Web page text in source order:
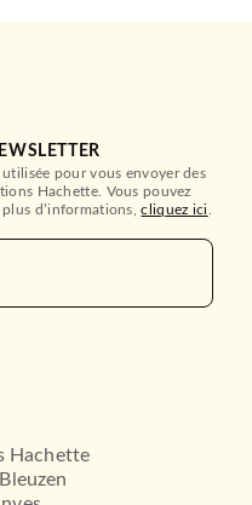
pour vous envoyer des
Hachette. Vous pouvez
d’informations,cliquez ici
Hachette